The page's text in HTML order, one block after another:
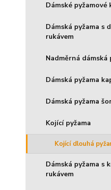
Dámské
Dámská pyžama s
rukávem
Nadměrná dámská
Dámská pyžama
Dámská pyžama
Kojící pyžama
Kojící dlouhá
Dámská pyžama s
rukávem